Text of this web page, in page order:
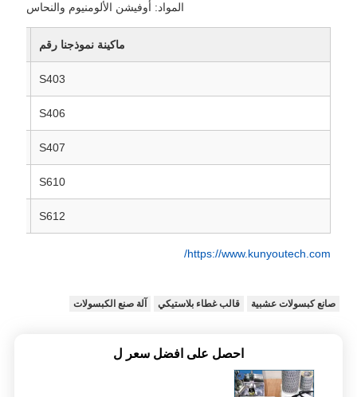
المواد: أوفيشن الألومنيوم والنحاس
ماكينة نموذجنا رقم
S403
S406
S407
S610
S612
https://www.kunyoutech.com/
صانع كبسولات عشبية قالب غطاء بلاستيكي آلة صنع الكبسولات
احصل على افضل سعر ل